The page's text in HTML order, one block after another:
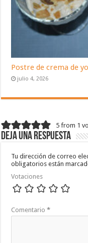
Postre de crema de
julio 4, 2026
5 from 1
Deja una respuesta
Tu dirección de correo
obligatorios están
Votaciones
Comentario*